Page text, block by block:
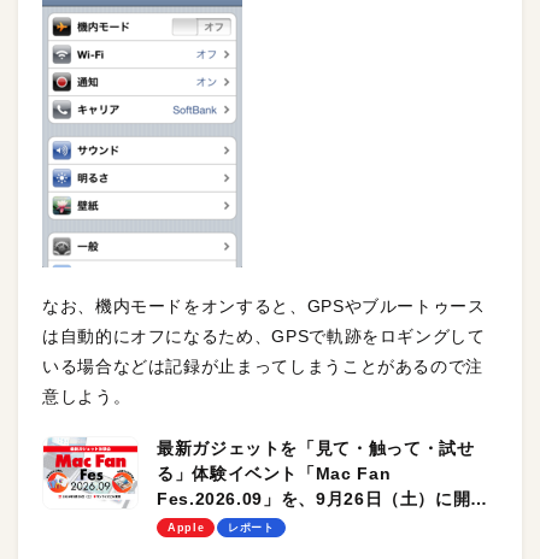
なお、機内モードをオンすると、GPSやブルートゥース
は自動的にオフになるため、GPSで軌跡をロギングして
いる場合などは記録が止まってしまうことがあるので注
意しよう。
最新ガジェットを「見て・触って・試せ
る」体験イベント「Mac Fan
Fes.2026.09」を、9月26日（土）に開催
します！
Apple レポート